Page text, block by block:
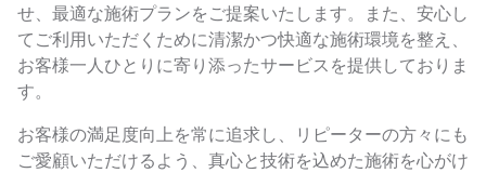
せ、最適な施術プランをご提案いたします。また、安心し
てご利用いただくために清潔かつ快適な施術環境を整え、
お客様一人ひとりに寄り添ったサービスを提供しておりま
す。
お客様の満足度向上を常に追求し、リピーターの方々にも
ご愛顧いただけるよう、真心と技術を込めた施術を心がけ